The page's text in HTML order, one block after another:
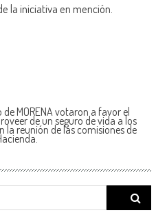
la iniciativa en mención.
MORENA votaron a favor el
de un seguro de vida a los
la reunión de las comisiones de
Search
for: